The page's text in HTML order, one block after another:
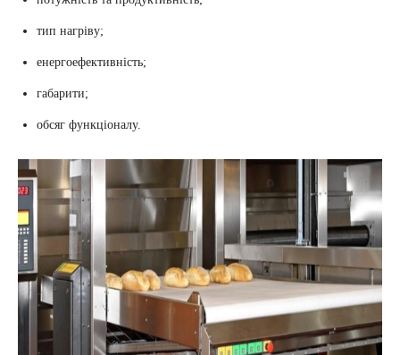
тип нагріву;
енергоефективність;
габарити;
обсяг функціоналу.